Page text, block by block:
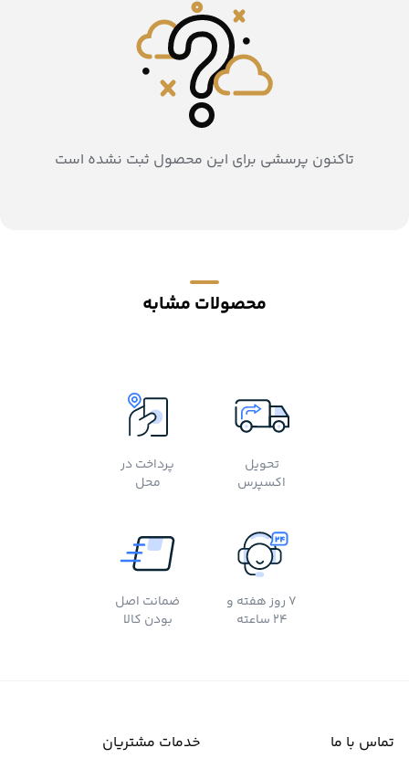
تاکنون پرسشی برای این محصول ثبت نشده است
محصولات مشابه
تحویل
اکسپرس
پرداخت در
محل
7 روز هفته و
24 ساعته
ضمانت اصل
بودن کالا
تماس با ما خدمات مشتریان